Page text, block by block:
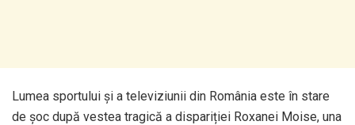
Lumea sportului și a televiziunii din România este în stare
de șoc după vestea tragică a dispariției Roxanei Moise, una